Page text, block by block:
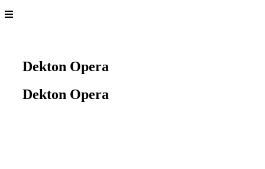
Dekton Opera
Dekton Opera